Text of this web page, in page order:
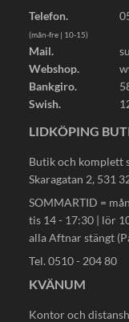
Telefon.
(mån-fre | 10-15)
Mail.
Webshop.
Bankgiro.
Swish.
LIDKÖPING
Butik och komplett
Skaragatan 2, 531
SOMMARTID =
tis 14 - 17:30 | lör
alla Aftnar stängt
Tel. 0510 - 204 80
KVÄNUM
Kontor och